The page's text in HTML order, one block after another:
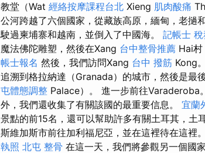
教堂（Wat 經絡按摩課程台北 Xieng 肌肉酸痛
公河跨越了六個國家，從藏族高原，緬甸，老撾
駛過柬埔寨和越南，並倒入了中國海。 記帳士
魔法佛陀雕塑，然後在Xang 台中整骨推薦 Hai村
帳士報名 然後，我們訪問Xang 台中 撥筋 Kong。
追溯到格拉納達（Granada）的城市，然後是最
屯體態調整 Palace）。 進一步前往Varaderoba
外，我們還收集了有關該國的最重要信息。 宜蘭
景點的前15名，還可以幫助許多有關土耳其，土
斯維加斯市前往加利福尼亞，並在這裡待在這裡。
執照 北屯 整骨 在這一天，我們將參觀另一個國